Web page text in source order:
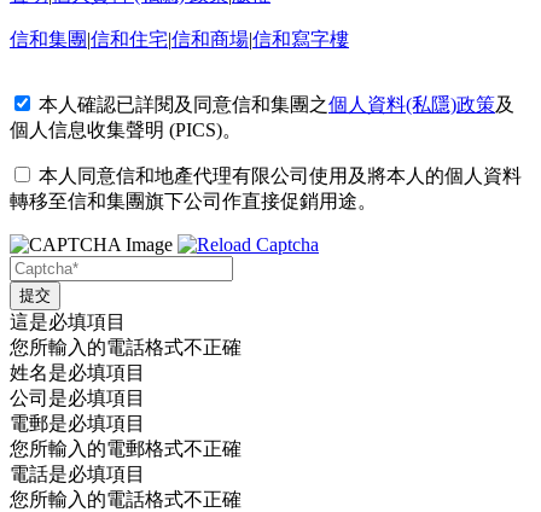
信和集團|信和住宅|信和商場|信和寫字樓
本人確認已詳閱及同意信和集團之個人資料(私隱)政策及
個人信息收集聲明 (PICS)。
本人同意信和地產代理有限公司使用及將本人的個人資料
轉移至信和集團旗下公司作直接促銷用途。
這是必填項目
您所輸入的電話格式不正確
姓名是必填項目
公司是必填項目
電郵是必填項目
您所輸入的電郵格式不正確
電話是必填項目
您所輸入的電話格式不正確